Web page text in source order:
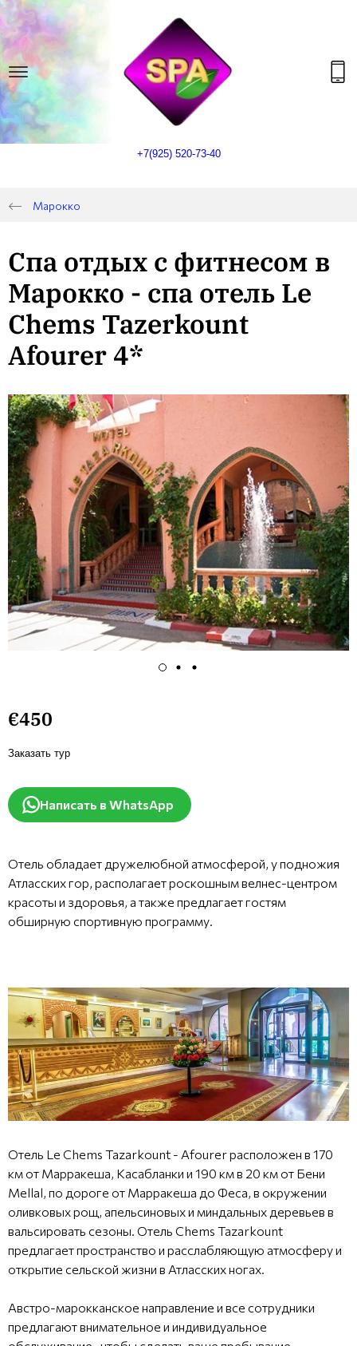
+7(925) 520-73-40
Марокко
Спа отдых с фитнесом в
Марокко - спа отель Le
Chems Tazerkount
Afourer 4*
€450
Заказать тур
Написать в WhatsApp
Отель обладает дружелюбной атмосферой, у подножия
Атласских гор, располагает роскошным велнес-центром
красоты и здоровья, а также предлагает гостям
обширную спортивную программу.
Отель Le Chems Tazarkount - Afourer расположен в 170
км от Марракеша, Касабланки и 190 км в 20 км от Бени
Mellal, по дороге от Марракеша до Феса, в окружении
оливковых рощ, апельсиновых и миндальных деревьев в
вальсировать сезоны. Отель Chems Tazarkount
предлагает пространство и расслабляющую атмосферу и
открытие сельской жизни в Атласских ногах.
Австро-марокканское направление и все сотрудники
предлагают внимательное и индивидуальное